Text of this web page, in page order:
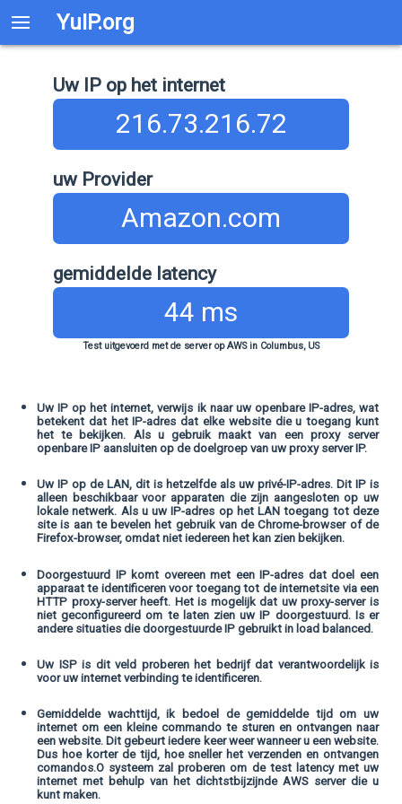
YuIP.org
Uw IP op het internet
216.73.216.72
uw Provider
Amazon.com
gemiddelde latency
44 ms
Test uitgevoerd met de server op AWS in Columbus, US
Uw IP op het internet, verwijs ik naar uw openbare IP-adres, wat
betekent dat het IP-adres dat elke website die u toegang kunt
het te bekijken. Als u gebruik maakt van een proxy server
openbare IP aansluiten op de doelgroep van uw proxy server IP.
Uw IP op de LAN, dit is hetzelfde als uw privé-IP-adres. Dit IP is
alleen beschikbaar voor apparaten die zijn aangesloten op uw
lokale netwerk. Als u uw IP-adres op het LAN toegang tot deze
site is aan te bevelen het gebruik van de Chrome-browser of de
Firefox-browser, omdat niet iedereen het kan zien bekijken.
Doorgestuurd IP komt overeen met een IP-adres dat doel een
apparaat te identificeren voor toegang tot de internetsite via een
HTTP proxy-server heeft. Het is mogelijk dat uw proxy-server is
niet geconfigureerd om te laten zien uw IP doorgestuurd. Is er
andere situaties die doorgestuurde IP gebruikt in load balanced.
Uw ISP is dit veld proberen het bedrijf dat verantwoordelijk is
voor uw internet verbinding te identificeren.
Gemiddelde wachttijd, ik bedoel de gemiddelde tijd om uw
internet om een ​​kleine commando te sturen en ontvangen naar
een website. Dit gebeurt iedere keer weer wanneer u een website.
Dus hoe korter de tijd, hoe sneller het verzenden en ontvangen
comandos.O systeem zal proberen om de test latency met uw
internet met behulp van het dichtstbijzijnde AWS server die u
kunt maken.